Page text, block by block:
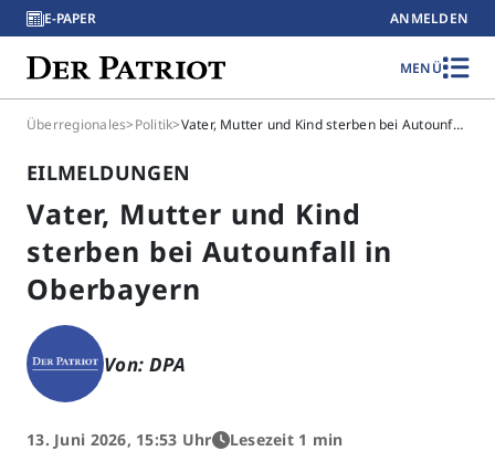
E-PAPER ANMELDEN
MENÜ
Überregionales>Politik> Vater, Mutter und Kind sterben bei Autounfall in Oberbayern
EILMELDUNGEN
Vater, Mutter und Kind
sterben bei Autounfall in
Oberbayern
Von: DPA
13. Juni 2026, 15:53 Uhr Lesezeit 1 min